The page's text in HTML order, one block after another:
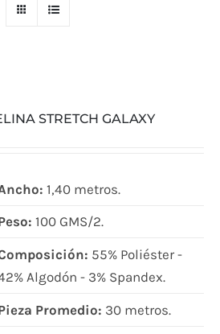
STRETCH GALAXY
1,40 metros.
100 GMS/2.
55% Poliéster -
Algodón - 3% Spandex.
Promedio: 30 metros.